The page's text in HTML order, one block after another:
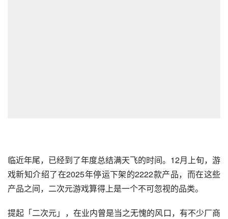
临近年尾，已经到了年度总结满天飞的时间。12月上旬，游
戏新知介绍了在2025年停运下架的2222款产品，而在这些
产品之间，二次元游戏算得上是一个不可忽视的品类。
提起「二次元」，在业内曾是当之无愧的风口，有不少厂商